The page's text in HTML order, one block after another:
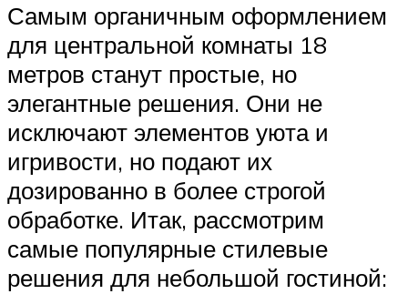
Самым органичным оформлением
для центральной комнаты 18
метров станут простые, но
элегантные решения. Они не
исключают элементов уюта и
игривости, но подают их
дозированно в более строгой
обработке. Итак, рассмотрим
самые популярные стилевые
решения для небольшой гостиной: